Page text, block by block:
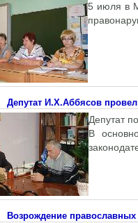
5 июля в
Депутат И.Х.Аббясов
Депутат
В
Возрождение православных